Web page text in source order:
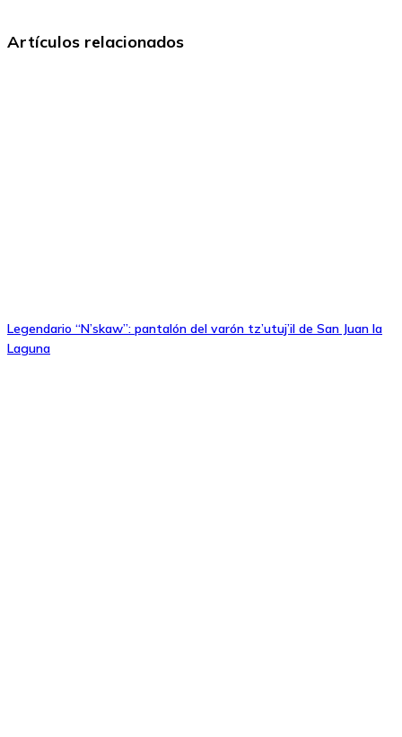
Artículos relacionados
Legendario “N’skaw”: pantalón del varón tz’utuj’il de San Juan la
Laguna